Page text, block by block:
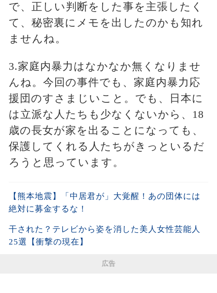
で、正しい判断をした事を主張したく
て、秘密裏にメモを出したのかも知れ
ませんね。
3.家庭内暴力はなかなか無くなりませ
んね。今回の事件でも、家庭内暴力応
援団のすさまじいこと。でも、日本に
は立派な人たちも少なくないから、18
歳の長女が家を出ることになっても、
保護してくれる人たちがきっといるだ
ろうと思っています。
【熊本地震】「中居君が」大覚醒！あの団体には
絶対に募金するな！
干された？テレビから姿を消した美人女性芸能人
25選【衝撃の現在】
広告